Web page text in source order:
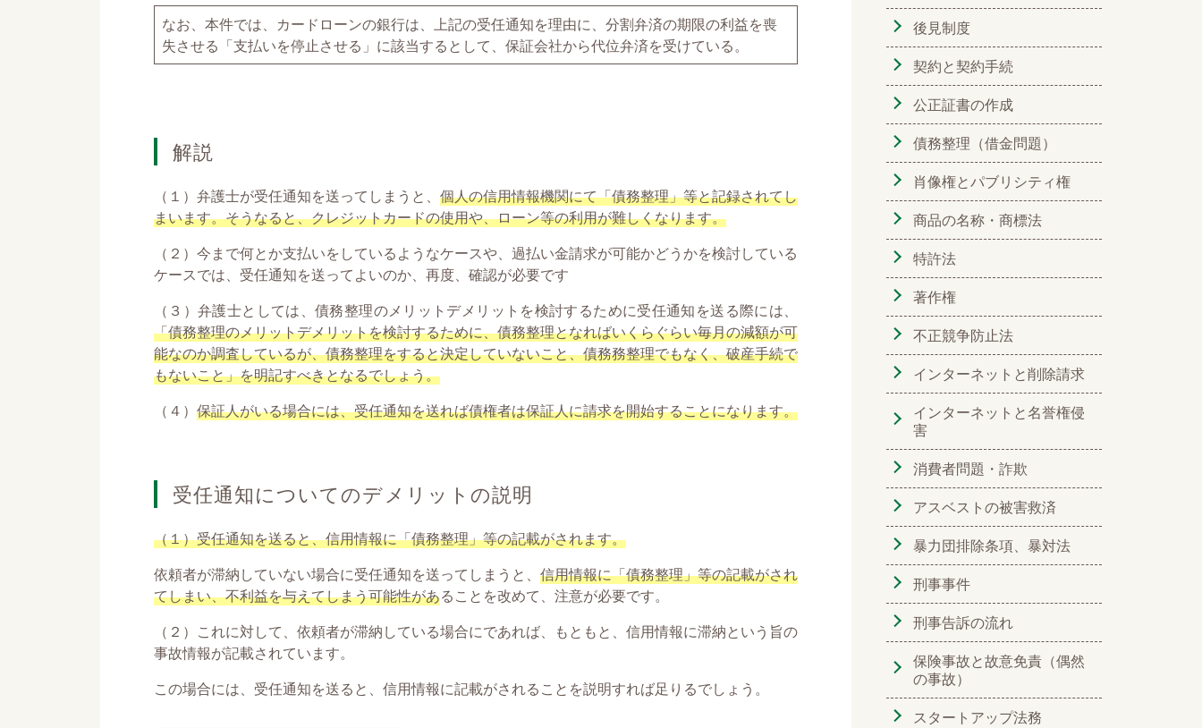
なお、本件では、カードローンの銀行は、上記の受任通知を理由に、分割弁済の期限の利益を喪
失させる「支払いを停止させる」に該当するとして、保証会社から代位弁済を受けている。
解説
（１）弁護士が受任通知を送ってしまうと、 個人の信用情報機関にて「債務整理」等と記録されてし
まいます。そうなると、クレジットカードの使用や、ローン等の利用が難しくなります。
（２）今まで何とか支払いをしているようなケースや、過払い金請求が可能かどうかを検討している
ケースでは、受任通知を送ってよいのか、再度、確認が必要です
（３）弁護士としては、債務整理のメリットデメリットを検討するために受任通知を送る際には、
「債務整理のメリットデメリットを検討するために、債務整理となればいくらぐらい毎月の減額が可
能なのか調査しているが、債務整理をすると決定していないこと、債務務整理でもなく、破産手続で
もないこと」を明記すべきとなるでしょう。
（４） 保証人がいる場合には、受任通知を送れば債権者は保証人に請求を開始することになります。
受任通知についてのデメリットの説明
（１）受任通知を送ると、信用情報に「債務整理」等の記載がされます。
依頼者が滞納していない場合に受任通知を送ってしまうと、 信用情報に「債務整理」等の記載がされ
てしまい、不利益を与えてしまう可能性があることを改めて、注意が必要です。
（２）これに対して、依頼者が滞納している場合にであれば、もともと、信用情報に滞納という旨の
事故情報が記載されています。
この場合には、受任通知を送ると、信用情報に記載がされることを説明すれば足りるでしょう。
後見制度
契約と契約手続
公正証書の作成
債務整理（借金問題）
肖像権とパブリシティ権
商品の名称・商標法
特許法
著作権
不正競争防止法
インターネットと削除請求
インターネットと名誉権侵
害
消費者問題・詐欺
アスベストの被害救済
暴力団排除条項、暴対法
刑事事件
刑事告訴の流れ
保険事故と故意免責（偶然
の事故）
スタートアップ法務